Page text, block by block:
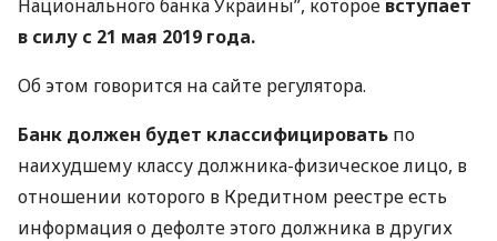
Национального банка Украины”, которое вступает
в силу с 21 мая 2019 года.
Об этом говорится на сайте регулятора.
Банк должен будет классифицировать по
наихудшему классу должника-физическое лицо, в
отношении которого в Кредитном реестре есть
информация о дефолте этого должника в других